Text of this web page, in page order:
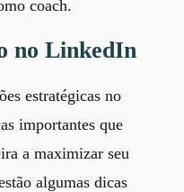
coach.
no LinkedIn
estratégicas no
importantes que
a maximizar seu
algumas dicas